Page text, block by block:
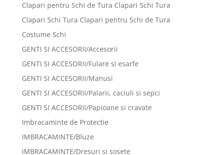
Clapari pentru Schi de Tura Clapari Schi Tura
Clapari Schi Tura Clapari pentru Schi de Tura
Costume Schi
GENTI SI ACCESORII/Accesorii
GENTI SI ACCESORII/Fulare si esarfe
GENTI SI ACCESORII/Manusi
GENTI SI ACCESORII/Palarii, caciuli si sepci
GENTI SI ACCESORII/Papioane si cravate
Imbracaminte de Protectie
IMBRACAMINTE/Bluze
IMBRACAMINTE/Dresuri si sosete